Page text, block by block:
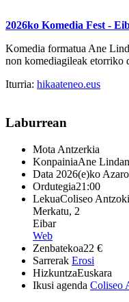
2026ko Komedia Fest -
Komedia formatua Ane
non komediagileak etorriko
Iturria: hikaateneo.eus
Laburrean
Mota Antzerkia
KonpainiaAne
Data 2026(e)ko
Ordutegia21:00
LekuaColiseo
Merkatu, 2
Eibar
Web
Zenbatekoa22 €
Sarrerak Erosi
HizkuntzaEuskara
Ikusi agenda Coliseo